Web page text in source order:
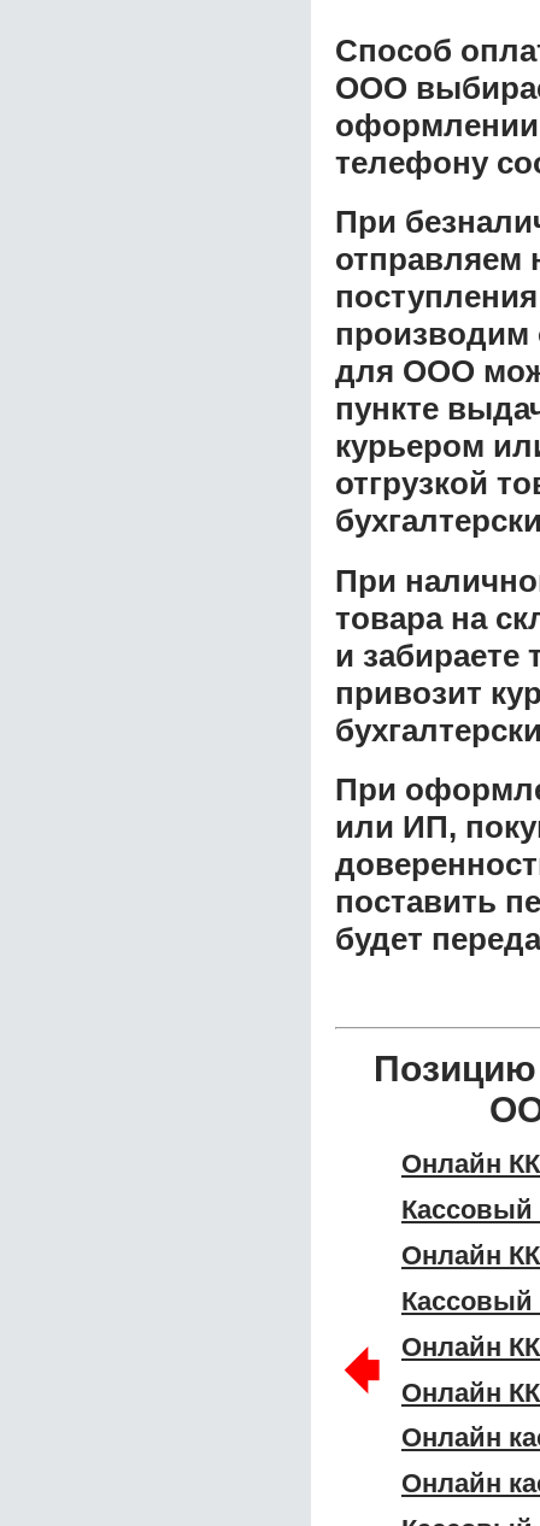
Способ
ООО
оформлении
телефону
При
отправляем
производим
для ООО
пункте
курьером
отгрузкой
При
товара на
и забираете
привозит
При
или ИП,
поставить
будет
Онлайн
Кассовый
Онлайн
Онлайн
Онлайн
Онлайн
Онлайн
🠸